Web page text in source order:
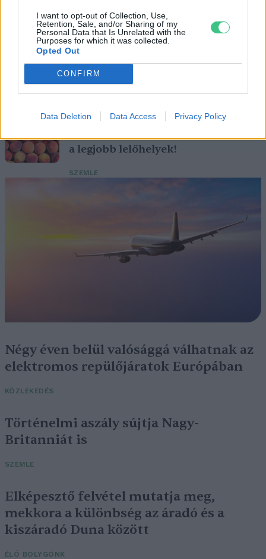
I want to opt-out of Collection, Use,
Retention, Sale, and/or Sharing of my
Personal Data that Is Unrelated with the
Purposes for which it was collected.
Opted Out
CONFIRM
Data Deletion Data Access Privacy Policy
Születésnapi programokkal várja a
hétvégén a közönséget a 160 éves
Fővárosi Állatkert
a legjobb lelőhelyek!
SZEMLE
Négy éven belül valósággá válhatnak az
elektromos repülőjáratok Európában
KÖZLEKEDÉS
Történelmi aszály sújtja Nagy-
Britanniát is
SZEMLE
Elképesztő felvétel mutatja meg,
mekkora a különbség az áradó és a
kiszáradó Duna között
ÉLŐ BOLYGÓNK